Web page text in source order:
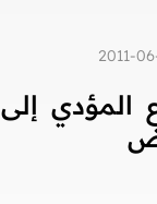
المؤدي إلى